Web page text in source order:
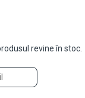
revine în stoc.